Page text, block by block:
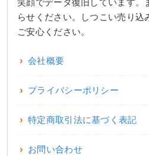
らせください。しつこい売り込
ご安心ください。
会社概要
プライバシーポリシー
特定商取引法に基づく表記
お問い合わせ